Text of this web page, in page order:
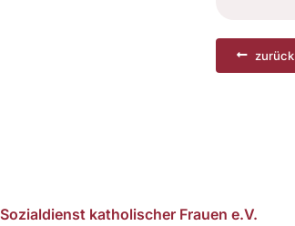
zurück
Sozialdienst katholischer Frauen e.V.